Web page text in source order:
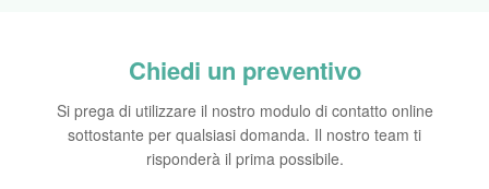
Chiedi un preventivo
Si prega di utilizzare il nostro modulo di contatto online
sottostante per qualsiasi domanda. Il nostro team ti
risponderà il prima possibile.